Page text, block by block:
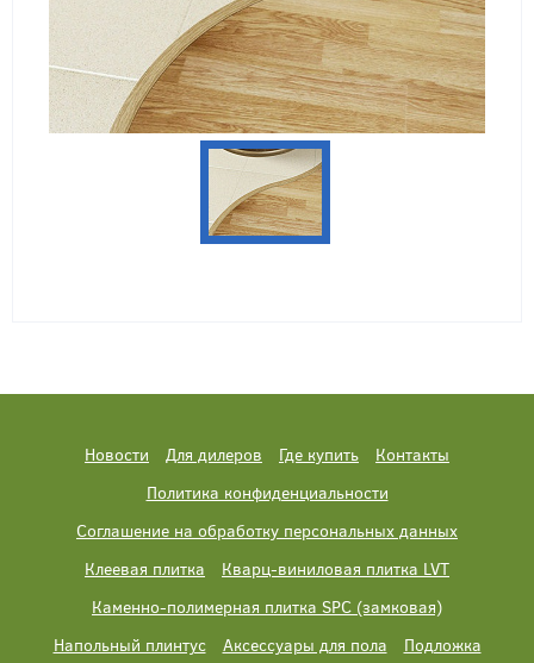
Новости Для дилеров Где купить
Контакты
Политика конфиденциальности
Соглашение на обработку персональных данных
Клеевая плитка
Кварц-виниловая плитка LVT
Каменно-полимерная плитка SPC (замковая)
Напольный плинтус
Аксессуары для пола Подложка